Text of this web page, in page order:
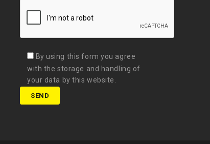
By using this form you agree
with the storage and handling of
your data by this website.